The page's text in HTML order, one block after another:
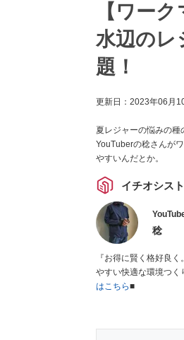
【ワー
水辺のレ
題！
更新日： 2023年06月
夏レジャーの悩みの種
YouTuberの稔さんが
やすいんだとか。
イチオシスト
稔
『お得に賢く格好良く。働きやすい快適な環境作り
はこちら■